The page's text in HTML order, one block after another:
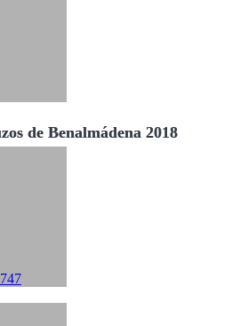
de Benalmádena 2018